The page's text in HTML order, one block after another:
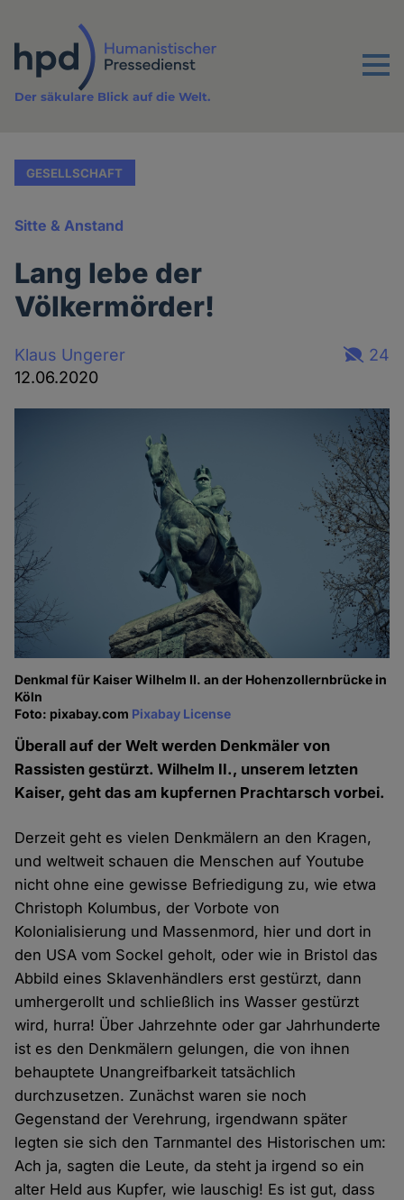
Inhalt
Menu
Der säkulare Blick auf die Welt.
GESELLSCHAFT
Sitte & Anstand
Lang lebe der
Völkermörder!
Klaus Ungerer
12.06.2020
24
Denkmal für Kaiser Wilhelm II. an der Hohenzollernbrücke in
Köln
Foto: pixabay.com Pixabay License
Überall auf der Welt werden Denkmäler von
Rassisten gestürzt. Wilhelm II., unserem letzten
Kaiser, geht das am kupfernen Prachtarsch vorbei.
Derzeit geht es vielen Denkmälern an den Kragen,
und weltweit schauen die Menschen auf Youtube
nicht ohne eine gewisse Befriedigung zu, wie etwa
Christoph Kolumbus, der Vorbote von
Kolonialisierung und Massenmord, hier und dort in
den USA vom Sockel geholt, oder wie in Bristol das
Abbild eines Sklavenhändlers erst gestürzt, dann
umhergerollt und schließlich ins Wasser gestürzt
wird, hurra! Über Jahrzehnte oder gar Jahrhunderte
ist es den Denkmälern gelungen, die von ihnen
behauptete Unangreifbarkeit tatsächlich
durchzusetzen. Zunächst waren sie noch
Gegenstand der Verehrung, irgendwann später
legten sie sich den Tarnmantel des Historischen um:
Ach ja, sagten die Leute, da steht ja irgend so ein
alter Held aus Kupfer, wie lauschig! Es ist gut, dass